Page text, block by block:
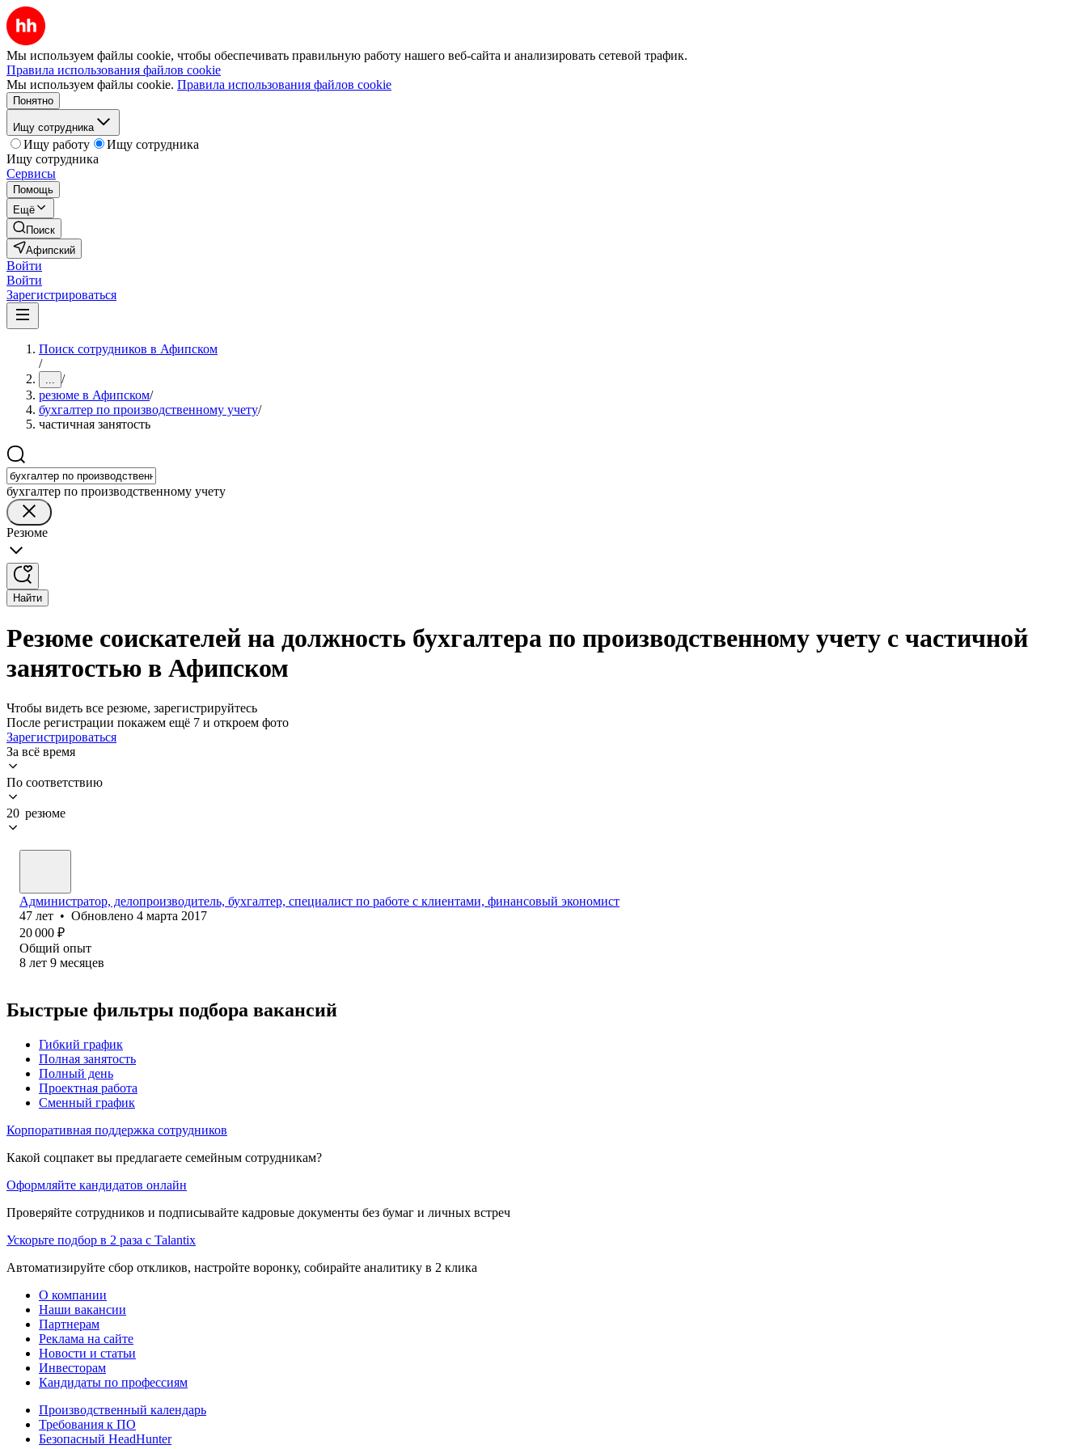
Мы используем файлы cookie, чтобы обеспечивать правильную работу нашего веб-сайта и анализировать сетевой трафик.
Правила использования файлов cookie
Мы используем файлы cookie. Правила использования файлов cookie
Понятно
Ищу сотрудника
Ищу работу
Ищу сотрудника
Ищу сотрудника
Сервисы
Помощь
Ещё
Поиск
Афипский
Войти
Войти
Зарегистрироваться
Поиск сотрудников в Афипском
/
... /
резюме в Афипском/
бухгалтер по производственному учету/
частичная занятость
бухгалтер по производственному учету
Резюме
Найти
Резюме соискателей на должность бухгалтера по производственному учету с частичной
занятостью в Афипском
Чтобы видеть все резюме, зарегистрируйтесь
После регистрации покажем ещё 7 и откроем фото
Зарегистрироваться
За всё время
По соответствию
20 резюме
Администратор, делопроизводитель, бухгалтер, специалист по работе с клиентами, финансовый экономист
47 лет • Обновлено 4 марта 2017
20 000 ₽
Общий опыт
8 лет 9 месяцев
Быстрые фильтры подбора вакансий
Гибкий график
Полная занятость
Полный день
Проектная работа
Сменный график
Корпоративная поддержка сотрудников
Какой соцпакет вы предлагаете семейным сотрудникам?
Оформляйте кандидатов онлайн
Проверяйте сотрудников и подписывайте кадровые документы без бумаг и личных встреч
Ускорьте подбор в 2 раза с Talantix
Автоматизируйте сбор откликов, настройте воронку, собирайте аналитику в 2 клика
О компании
Наши вакансии
Партнерам
Реклама на сайте
Новости и статьи
Инвесторам
Кандидаты по профессиям
Производственный календарь
Требования к ПО
Безопасный HeadHunter